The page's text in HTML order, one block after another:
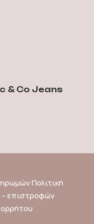
& Co Jeans
Πολιτική
επιστροφών